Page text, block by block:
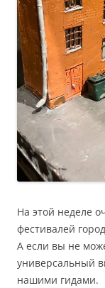
На этой неделе
фестивалей
А если вы не
универсальный
нашими гидами.